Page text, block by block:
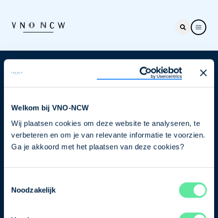
Welkom bij VNO-NCW
Wij plaatsen cookies om deze website te analyseren, te
verbeteren en om je van relevante informatie te voorzien.
Ga je akkoord met het plaatsen van deze cookies?
Noodzakelijk
Nieuwsbrief
je nu in voor de VNO-NCW nieuwsbrief.
Schrijf je in
Direct naar
Ons verhaal